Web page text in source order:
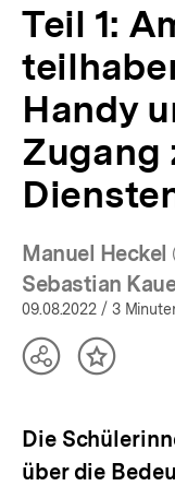
Der
Zugang
zu
digitalen
Diensten
Politische
Bildung
einer
Welt
bpb.de
Teil 1:
Handy
Zugang
Manuel Heckel
(Mehr
Sebastian
09.08.2022 / 3
TeilenInhalt
Die
über die